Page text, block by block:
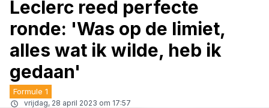
Leclerc reed perfecte
ronde: 'Was op de limiet,
alles wat ik wilde, heb ik
gedaan'
Formule 1
vrijdag, 28 april 2023 om 17:57